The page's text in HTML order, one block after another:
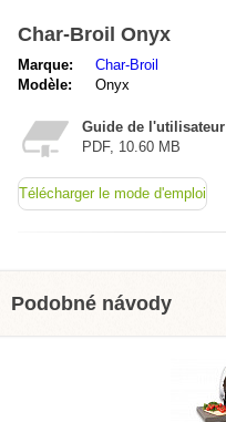
Char-Broil Onyx
Marque:
Char-Broil
Modèle:
Onyx
Guide de l'utilisateur
PDF, 10.60 MB
Télécharger le mode d'emploi
Podobné návody